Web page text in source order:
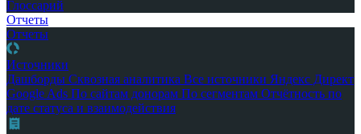
Глоссарий
Отчеты
Отчеты
Источники
Дашборды Сквозная аналитика Все источники Яндекс Директ
Google Ads По сайтам донорам По сегментам Отчётность по
дате статуса и взаимодействия